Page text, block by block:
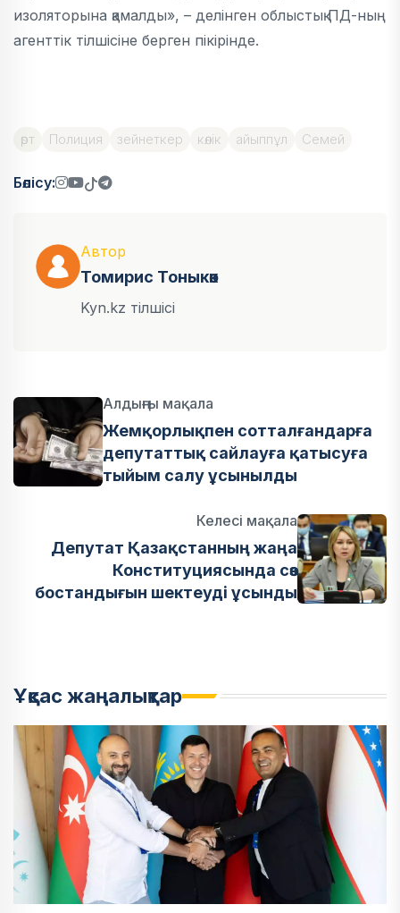
изоляторына қамалды», – делінген облыстық ПД-ның
агенттік тілшісіне берген пікірінде.
өрт Полиция зейнеткер көлік айыппұл Семей
Бөлісу:
Автор
Томирис Тоныкөк
Kyn.kz тілшісі
Алдыңғы мақала
Жемқорлықпен сотталғандарға
депутаттық сайлауға қатысуға
тыйым салу ұсынылды
Келесі мақала
Депутат Қазақстанның жаңа
Конституциясында сөз
бостандығын шектеуді ұсынды
Ұқсас жаңалықтар